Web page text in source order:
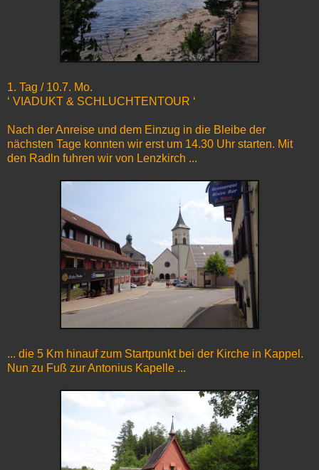
1. Tag / 10.7. Mo.
‘ VIADUKT & SCHLUCHTENTOUR ‘
Nach der Anreise und dem Einzug in die Bleibe der
nächsten Tage konnten wir erst um 14.30 Uhr starten. Mit
den Radln fuhren wir von Lenzkirch ...
... die 5 Km hinauf zum Startpunkt bei der Kirche in Kappel.
Nun zu Fuß zur Antonius Kapelle ...